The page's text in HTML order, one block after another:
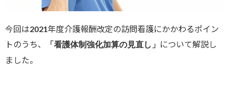
今回は2021年度介護報酬改定の訪問看護にかかわるポイン
トのうち、
「看護体制強化加算の見直し」
について解説し
ました。